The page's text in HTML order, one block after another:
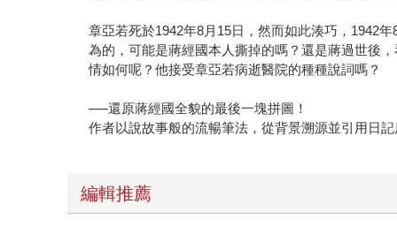
章亞若死於1942年8月15日，然而如此湊巧，1942
為的，可能是蔣經國本人撕掉的嗎？還是蔣過世後
情如何呢？他接受章亞若病逝醫院的種種說詞嗎？
──還原蔣經國全貌的最後一塊拼圖！
作者以說故事般的流暢筆法，從背景溯源並引用日
編輯推薦